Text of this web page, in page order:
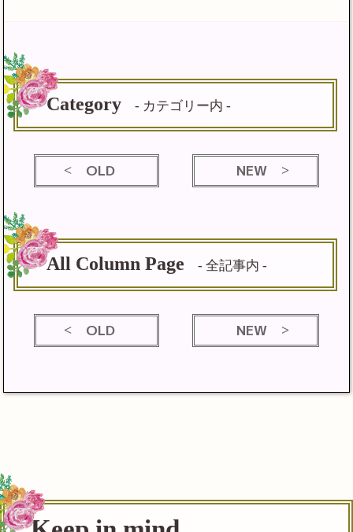
Category - カテゴリー内 -
OLD NEW
All Column Page - 全記事内 -
OLD NEW